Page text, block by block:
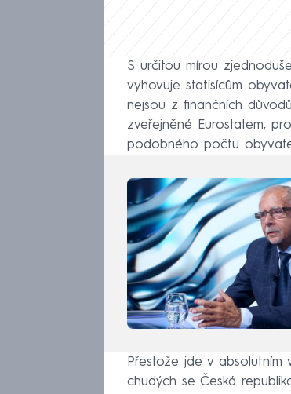
S určitou mírou
vyhovuje statisícům
nejsou z finančních
zveřejněné Eurostatem,
podobného počtu
Přestože jde v
chudých se Česká